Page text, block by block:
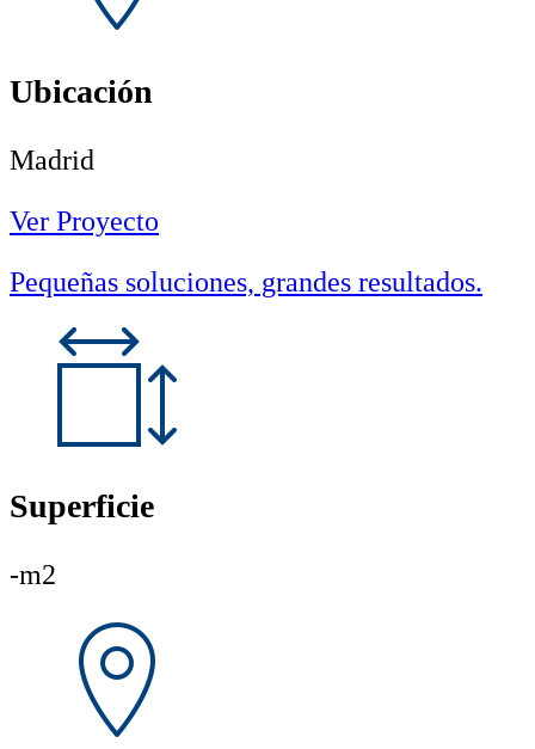
Ubicación
Madrid
Ver Proyecto
Pequeñas soluciones, grandes resultados.
Superficie
-m2